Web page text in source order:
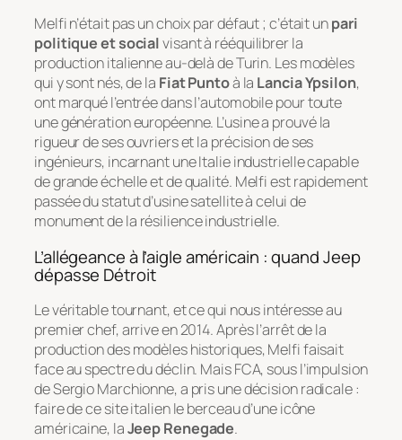
Melfi n’était pas un choix par défaut ; c’était unpari
politique et socialvisant à rééquilibrer la
production italienne au-delà de Turin. Les modèles
qui y sont nés, de la Fiat Puntoà la Lancia Ypsilon,
ont marqué l’entrée dans l’automobile pour toute
une génération européenne. L’usine a prouvé la
rigueur de ses ouvriers et la précision de ses
ingénieurs, incarnant une Italie industrielle capable
de grande échelle et de qualité. Melfi est rapidement
passée du statut d’usine satellite à celui de
monument de la résilience industrielle.
L’allégeance à l’aigle américain : quand Jeep
dépasse Détroit
Le véritable tournant, et ce qui nous intéresse au
premier chef, arrive en 2014. Après l’arrêt de la
production des modèles historiques, Melfi faisait
face au spectre du déclin. Mais FCA, sous l’impulsion
de Sergio Marchionne, a pris une décision radicale :
faire de ce site italien le berceau d’une icône
américaine, laJeep Renegade.